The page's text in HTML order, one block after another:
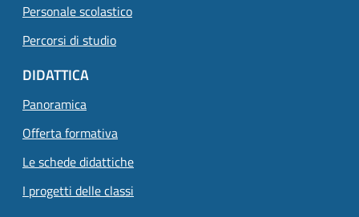
Personale scolastico
Percorsi di studio
DIDATTICA
Panoramica
Offerta formativa
Le schede didattiche
I progetti delle classi